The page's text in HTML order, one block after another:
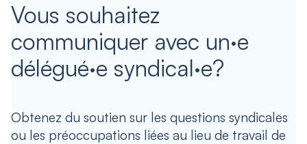
Vous souhaitez
communiquer avec un·e
délégué·e syndical·e?
Obtenez du soutien sur les questions syndicales
ou les préoccupations liées au lieu de travail de